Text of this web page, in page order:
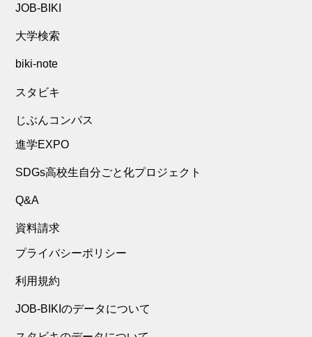
JOB-BIKI
大学検索
biki-note
スタビキ
じぶんコンパス
進学EXPO
SDGs高校生自分ごと化プロジェクト
Q&A
資料請求
プライバシーポリシー
利用規約
JOB-BIKIのデータについて